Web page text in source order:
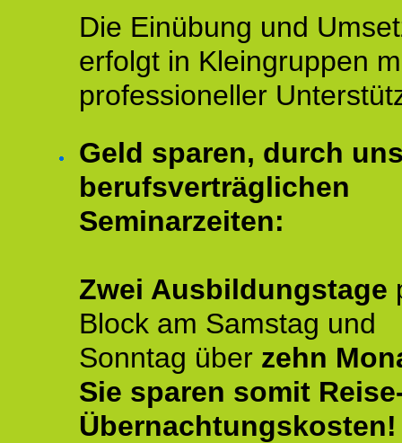
Die Einübung und
erfolgt in Kleingruppen
professioneller
Geld sparen, durch
berufsverträglichen
Seminarzeiten:
Zwei Ausbildungstage
Block am Samstag und
Sonntag über zehn
Sie sparen somit
Übernachtungskosten!